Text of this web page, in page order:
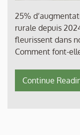
25%
rurale depuis
fleurissent dans
Comment font-
Continue